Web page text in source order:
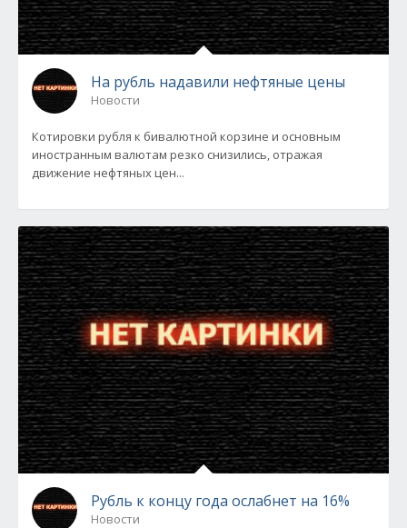
На рубль надавили нефтяные цены
Новости
Котировки рубля к бивалютной корзине и основным
иностранным валютам резко снизились, отражая
движение нефтяных цен...
Рубль к концу года ослабнет на 16%
Новости